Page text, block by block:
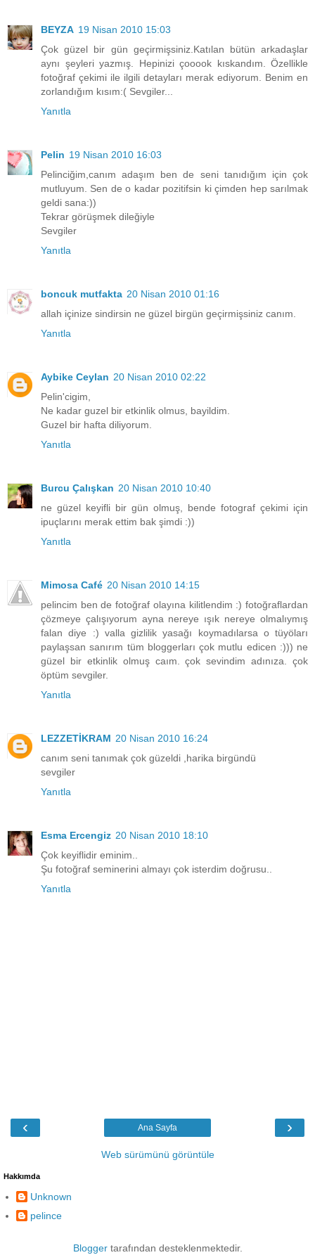
BEYZA 19 Nisan 2010 15:03
Çok güzel bir gün geçirmişsiniz.Katılan bütün arkadaşlar
aynı şeyleri yazmış. Hepinizi çooook kıskandım. Özellikle
fotoğraf çekimi ile ilgili detayları merak ediyorum. Benim en
zorlandığım kısım:( Sevgiler...
Yanıtla
Pelin 19 Nisan 2010 16:03
Pelinciğim,canım adaşım ben de seni tanıdığım için çok
mutluyum. Sen de o kadar pozitifsin ki çimden hep sarılmak
geldi sana:))
Tekrar görüşmek dileğiyle
Sevgiler
Yanıtla
boncuk mutfakta 20 Nisan 2010 01:16
allah içinize sindirsin ne güzel birgün geçirmişsiniz canım.
Yanıtla
Aybike Ceylan 20 Nisan 2010 02:22
Pelin'cigim,
Ne kadar guzel bir etkinlik olmus, bayildim.
Guzel bir hafta diliyorum.
Yanıtla
Burcu Çalışkan 20 Nisan 2010 10:40
ne güzel keyifli bir gün olmuş, bende fotograf çekimi için
ipuçlarını merak ettim bak şimdi :))
Yanıtla
Mimosa Café 20 Nisan 2010 14:15
pelincim ben de fotoğraf olayına kilitlendim :) fotoğraflardan
çözmeye çalışıyorum ayna nereye ışık nereye olmalıymış
falan diye :) valla gizlilik yasağı koymadılarsa o tüyöları
paylaşsan sanırım tüm bloggerları çok mutlu edicen :))) ne
güzel bir etkinlik olmuş caım. çok sevindim adınıza. çok
öptüm sevgiler.
Yanıtla
LEZZETİKRAM 20 Nisan 2010 16:24
canım seni tanımak çok güzeldi ,harika birgündü
sevgiler
Yanıtla
Esma Ercengiz 20 Nisan 2010 18:10
Çok keyiflidir eminim..
Şu fotoğraf seminerini almayı çok isterdim doğrusu..
Yanıtla
‹ ›
Ana Sayfa
Web sürümünü görüntüle
Hakkımda
Unknown
pelince
Bloggertarafından desteklenmektedir.